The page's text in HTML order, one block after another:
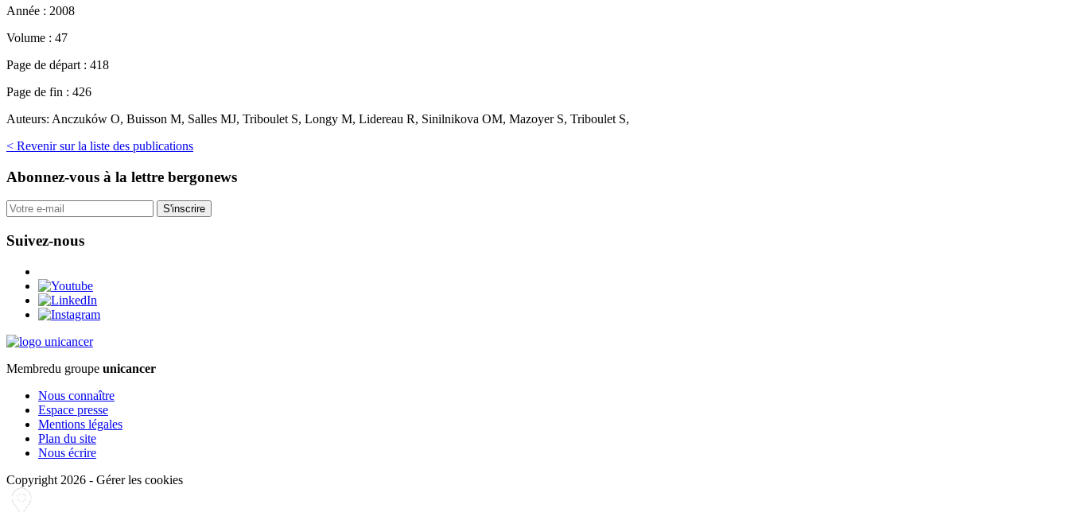
Année : 2008
Volume : 47
Page de départ : 418
Page de fin : 426
Auteurs: Anczuków O, Buisson M, Salles MJ, Triboulet S, Longy M, Lidereau R, Sinilnikova OM, Mazoyer S, Triboulet S,
< Revenir sur la liste des publications
Abonnez-vous à la lettre bergonews
S'inscrire
Suivez-nous
Membredu groupe unicancer
Nous connaître
Espace presse
Mentions légales
Plan du site
Nous écrire
Copyright 2026 - Gérer les cookies